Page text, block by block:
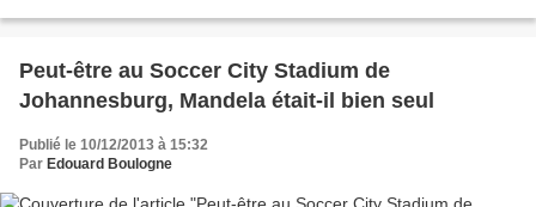
Peut-être au Soccer City Stadium de
Johannesburg, Mandela était-il bien seul
Publié le 10/12/2013 à 15:32
Par Edouard Boulogne